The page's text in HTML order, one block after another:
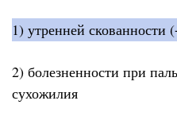
1) утренней скованности
2) болезненности при
сухожилия